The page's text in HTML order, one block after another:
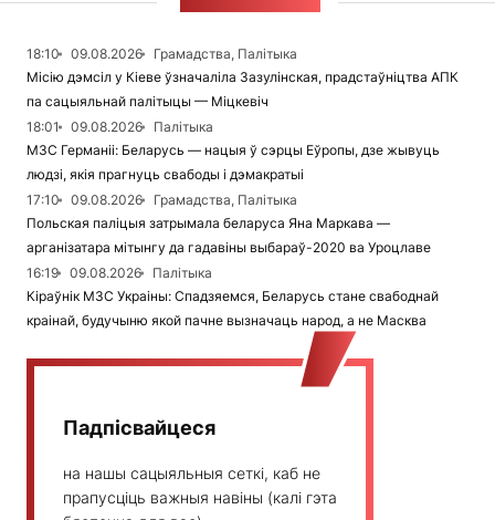
18:10 09.08.2026
Грамадства, Палітыка
Місію дэмсіл у Кіеве ўзначаліла Зазулінская, прадстаўніцтва АПК
па сацыяльнай палітыцы — Міцкевіч
18:01
09.08.2026
Палітыка
МЗС Германіі: Беларусь — нацыя ў сэрцы Еўропы, дзе жывуць
людзі, якія прагнуць свабоды і дэмакратыі
17:10
09.08.2026
Грамадства, Палітыка
Польская паліцыя затрымала беларуса Яна Маркава —
арганізатара мітынгу да гадавіны выбараў-2020 ва Уроцлаве
16:19
09.08.2026
Палітыка
Кіраўнік МЗС Украіны: Спадзяемся, Беларусь стане свабоднай
краінай, будучыню якой пачне вызначаць народ, а не Масква
Падпісвайцеся
на нашы сацыяльныя сеткі, каб не
прапусціць важныя навіны (калі гэта